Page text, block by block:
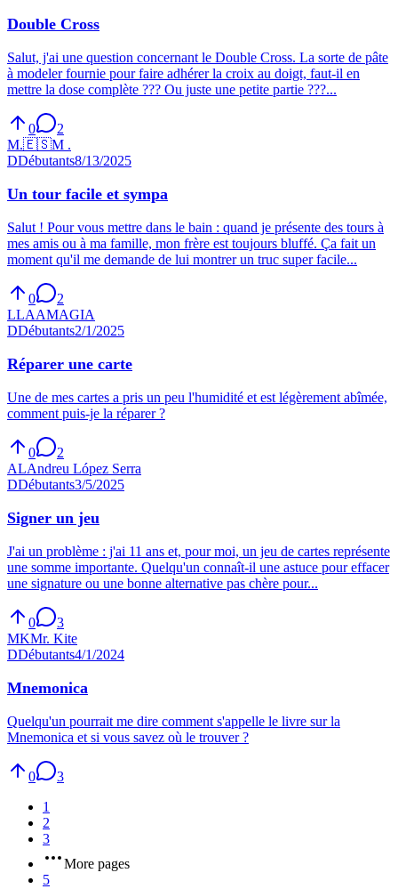
Double Cross
Salut, j'ai une question concernant le Double Cross. La sorte de pâte
à modeler fournie pour faire adhérer la croix au doigt, faut-il en
mettre la dose complète ??? Ou juste une petite partie ???...
0
2
M.🇪🇸M .
DDébutants8/13/2025
Un tour facile et sympa
Salut ! Pour vous mettre dans le bain : quand je présente des tours à
mes amis ou à ma famille, mon frère est toujours bluffé. Ça fait un
moment qu'il me demande de lui montrer un truc super facile...
0
2
LLAAMAGIA
DDébutants2/1/2025
Réparer une carte
Une de mes cartes a pris un peu l'humidité et est légèrement abîmée,
comment puis-je la réparer ?
0
2
ALAndreu López Serra
DDébutants3/5/2025
Signer un jeu
J'ai un problème : j'ai 11 ans et, pour moi, un jeu de cartes représente
une somme importante. Quelqu'un connaît-il une astuce pour effacer
une signature ou une bonne alternative pas chère pour...
0
3
MKMr. Kite
DDébutants4/1/2024
Mnemonica
Quelqu'un pourrait me dire comment s'appelle le livre sur la
Mnemonica et si vous savez où le trouver ?
0
3
1
2
3
More pages
5